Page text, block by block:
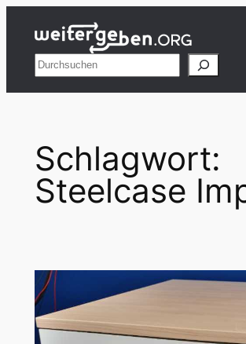
Inhalt
springenSuchen
Schlagwort:
Steelcase